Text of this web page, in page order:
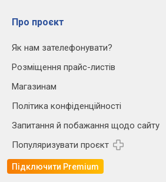
Про проєкт
Як нам зателефонувати?
Розміщення прайс-листів
Магазинам
Політика конфіденційності
Запитання й побажання щодо сайту
Популяризувати проєкт
Підключити Premium